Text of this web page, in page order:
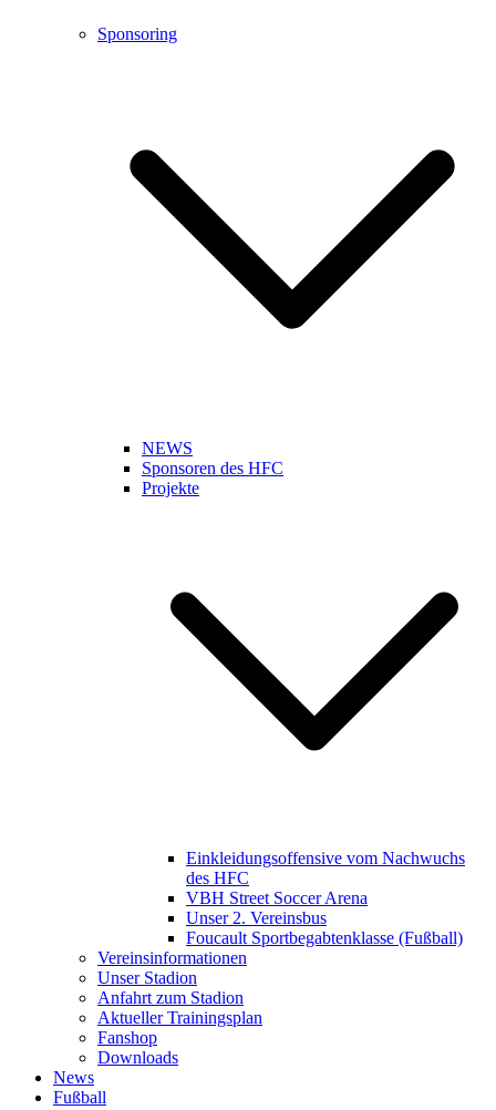
Sponsoring
NEWS
Sponsoren des HFC
Projekte
Einkleidungsoffensive vom Nachwuchs
des HFC
VBH Street Soccer Arena
Unser 2. Vereinsbus
Foucault Sportbegabtenklasse (Fußball)
Vereinsinformationen
Unser Stadion
Anfahrt zum Stadion
Aktueller Trainingsplan
Fanshop
Downloads
News
Fußball